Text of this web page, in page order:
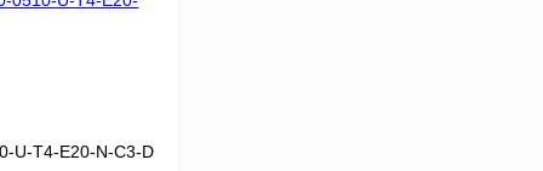
U-T4-E20-N-C3-D